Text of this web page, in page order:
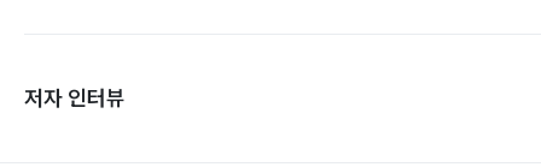
저자 인터뷰